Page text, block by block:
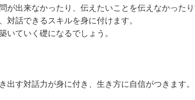
が出来なかったり、伝えたいことを伝えなかった
対話できるスキルを身に付けます。
いていく礎になるでしょう。
す対話力が身に付き、生き方に自信がつきます。